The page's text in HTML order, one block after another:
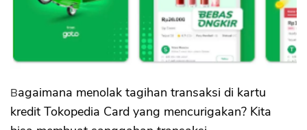
Bagaimana menolak tagihan transaksi di kartu
kredit Tokopedia Card yang mencurigakan? Kita